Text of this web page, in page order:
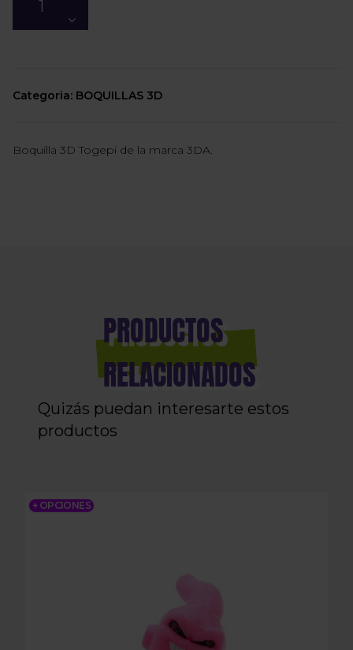
Categoria: BOQUILLAS 3D
Boquilla 3D Togepi de la marca 3DA.
PRODUCTOS
RELACIONADOS
Quizás puedan interesarte estos
productos
+ OPCIONES
BOQUILLA SUPER BUU 3DA